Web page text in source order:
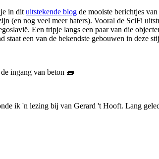
in dit uitstekende blog de mooiste berichtjes
(en nog veel meer haters). Vooral de SciFi
Een tripje langs een paar van die
een van de bekendste gebouwen in deze
ingang van beton 🧱
ik 'n lezing bij van Gerard 't Hooft. Lang